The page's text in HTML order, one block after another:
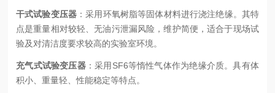
干式试验变压器 ：采用环氧树脂等固体材料进行浇注绝缘。其特
点是重量相对较轻、无油污泄漏风险，维护简便，适合于现场试
验及对清洁度要求较高的实验室环境。
充气式试验变压器：采用SF6等惰性气体作为绝缘介质。具有体
积小、重量轻、性能稳定等特点。